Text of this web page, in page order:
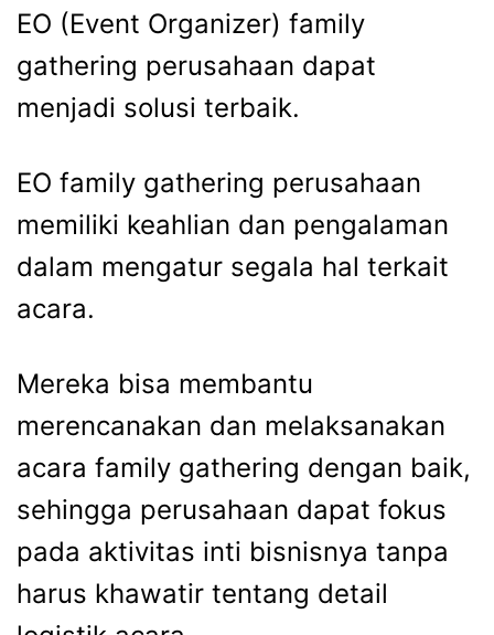
EO (Event Organizer) family
gathering perusahaan dapat
menjadi solusi terbaik.
EO family gathering perusahaan
memiliki keahlian dan pengalaman
dalam mengatur segala hal terkait
acara.
Mereka bisa membantu
merencanakan dan melaksanakan
acara family gathering dengan baik,
sehingga perusahaan dapat fokus
pada aktivitas inti bisnisnya tanpa
harus khawatir tentang detail